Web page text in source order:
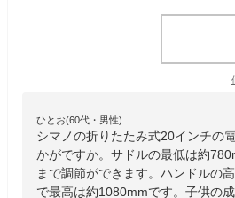
ひとお(60代・男性)
シマノの折りたたみ式20インチの
かがですか。サドルの最低は約
まで調節ができます。ハンドルの
で最高は約1080mmです。子供の